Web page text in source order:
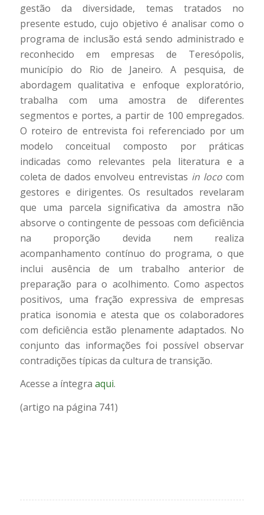
gestão da diversidade, temas tratados no
presente estudo, cujo objetivo é analisar como o
programa de inclusão está sendo administrado e
reconhecido em empresas de Teresópolis,
município do Rio de Janeiro. A pesquisa, de
abordagem qualitativa e enfoque exploratório,
trabalha com uma amostra de diferentes
segmentos e portes, a partir de 100 empregados.
O roteiro de entrevista foi referenciado por um
modelo conceitual composto por práticas
indicadas como relevantes pela literatura e a
coleta de dados envolveu entrevistas in loco com
gestores e dirigentes. Os resultados revelaram
que uma parcela significativa da amostra não
absorve o contingente de pessoas com deficiência
na proporção devida nem realiza
acompanhamento contínuo do programa, o que
inclui ausência de um trabalho anterior de
preparação para o acolhimento. Como aspectos
positivos, uma fração expressiva de empresas
pratica isonomia e atesta que os colaboradores
com deficiência estão plenamente adaptados. No
conjunto das informações foi possível observar
contradições típicas da cultura de transição.
Acesse a íntegra aqui.
(artigo na página 741)